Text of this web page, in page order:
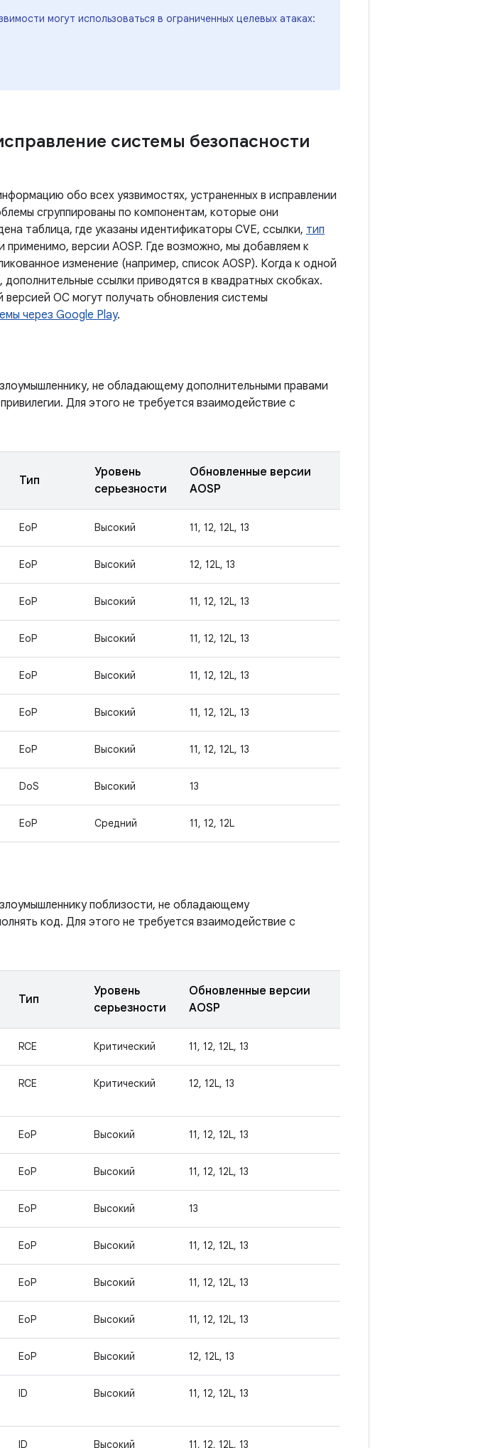
могут использоваться в ограниченных целевых атаках:
системы безопасности
обо всех уязвимостях, устраненных в исправлении
сгруппированы по компонентам, которые они
таблица, где указаны идентификаторы CVE, ссылки, тип
применимо, версии AOSP. Где возможно, мы добавляем к
изменение (например, список AOSP). Когда к одной
ссылки приводятся в квадратных скобках.
ОС могут получать обновления системы
через Google Play.
не обладающему дополнительными правами
Для этого не требуется взаимодействие с
Тип
Уровень
серьезности
Обновленные версии
AOSP
EoP Высокий 11, 12, 12L, 13
EoP Высокий 12, 12L, 13
EoP Высокий 11, 12, 12L, 13
EoP Высокий 11, 12, 12L, 13
EoP Высокий 11, 12, 12L, 13
EoP Высокий 11, 12, 12L, 13
EoP Высокий 11, 12, 12L, 13
DoS Высокий 13
EoP Средний 11, 12, 12L
поблизости, не обладающему
код. Для этого не требуется взаимодействие с
Тип
Уровень
серьезности
Обновленные версии
AOSP
RCE Критический 11, 12, 12L, 13
RCE Критический 12, 12L, 13
EoP Высокий 11, 12, 12L, 13
EoP Высокий 11, 12, 12L, 13
EoP Высокий 13
EoP Высокий 11, 12, 12L, 13
EoP Высокий 11, 12, 12L, 13
EoP Высокий 11, 12, 12L, 13
EoP Высокий 12, 12L, 13
ID Высокий 11, 12, 12L, 13
ID Высокий 11, 12, 12L, 13